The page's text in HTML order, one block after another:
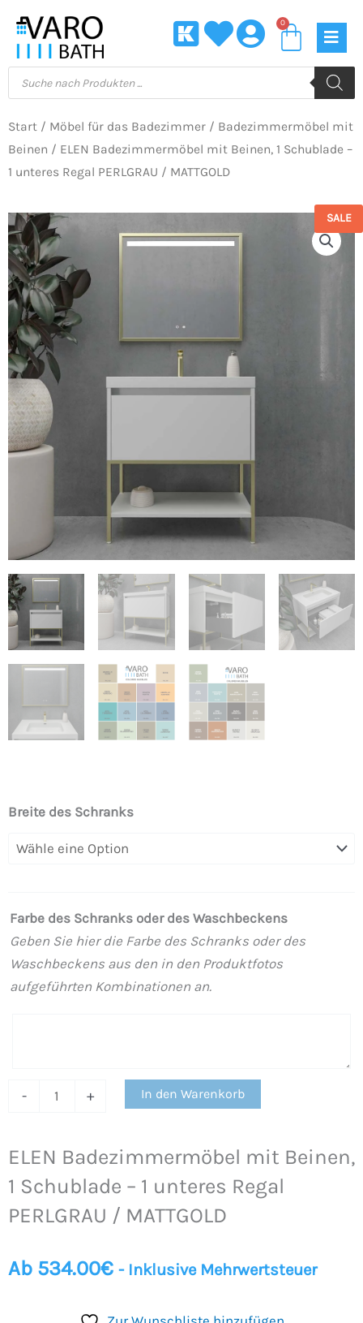
Inhalt
springen
0
€280.47
Products
search
Start / Möbel für das Badezimmer / Badezimmermöbel mit
Beinen / ELEN Badezimmermöbel mit Beinen, 1 Schublade –
1 unteres Regal PERLGRAU / MATTGOLD
SALE
ELEN Badezimmermöbel mit Beinen,
1 Schublade – 1 unteres Regal
PERLGRAU / MATTGOLD
Ab 534.00€ - Inklusive Mehrwertsteuer
Breite des Schranks
Farbe des Schranks oder des Waschbeckens
Geben Sie hier die Farbe des Schranks oder des
Waschbeckens aus den in den Produktfotos
aufgeführten Kombinationen an.
-
ELEN
mit
Schublade
–
unteres
+ In den Warenkorb